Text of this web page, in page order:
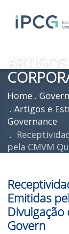
Home
Artigos e
Governance
pela CMVM
Emitidas
Govern